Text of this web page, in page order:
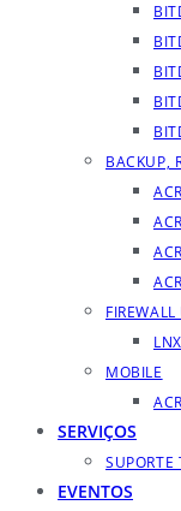
BACKUP,
MOBILE
SERVIÇOS
SUPORTE
EVENTOS